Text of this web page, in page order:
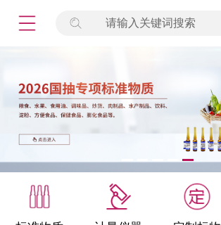
请输入关键词搜索
标准物质
产品专项
微生物检测/质控品